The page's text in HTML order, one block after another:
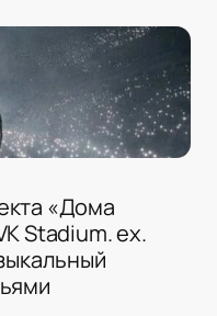
«Дома
Stadium. ex.